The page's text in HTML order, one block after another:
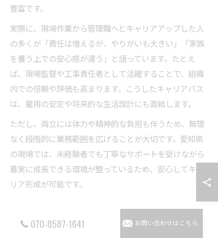
豊富です。
実際に、現場作業から管理職へとキャリアアップした人
の多くが「責任は増えるが、やりがいも大きい」「家族
を養う上での安心感が違う」と語っています。たとえ
ば、現場監督や工事責任者として活躍することで、組織
内での信頼や評価も高まります。こうしたキャリアパス
は、雇用の安定や将来的な生活設計にも直結します。
ただし、両立には体力や精神的な負担も伴うため、無理
なく段階的に業務範囲を広げることが大切です。愛知県
の現場では、未経験者でも丁寧なサポートを受けながら
着実に成長できる環境が整っているため、安心してキャ
リア形成が可能です。
愛知県で叶える左官施工管理の転
070-8587-1641 お問い合わせはこちら